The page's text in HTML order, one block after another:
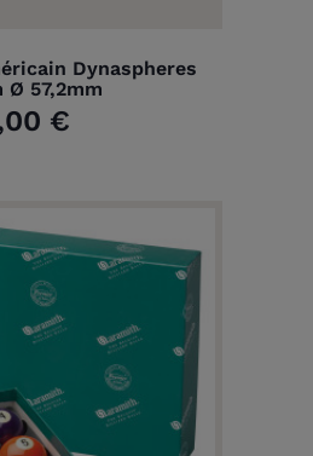
Dynaspheres
Ø 57,2mm
€